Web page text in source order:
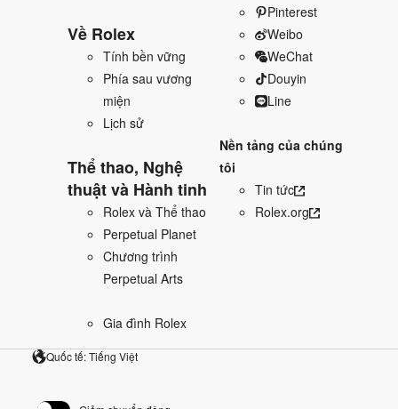
Về Rolex
Tính bền vững
Phía sau vương
miện
Lịch sử
Thể thao, Nghệ
thuật và Hành tinh
Rolex và Thể thao
Perpetual Planet
Chương trình
Perpetual Arts
Gia đình Rolex
Pinterest
Weibo
WeChat
Douyin
Line
Nền tảng của chúng
tôi
Tin tức
Rolex.org
Quốc tế: Tiếng Việt